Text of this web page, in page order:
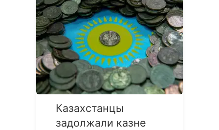
Казахстанцы
задолжали казне